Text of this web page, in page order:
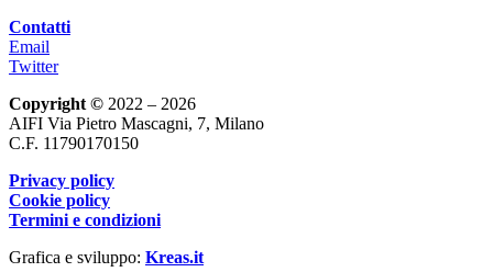
Contatti
Email
Twitter
Copyright © 2022 – 2026
AIFI Via Pietro Mascagni, 7, Milano
C.F. 11790170150
Privacy policy
Cookie policy
Termini e condizioni
Grafica e sviluppo: Kreas.it